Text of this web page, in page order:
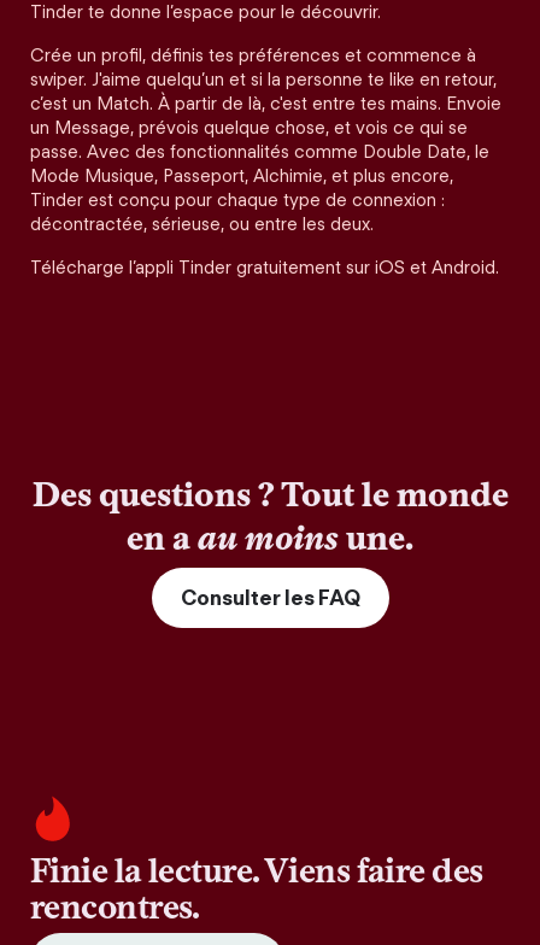
Tinder te donne l’espace pour le découvrir.
Crée un profil, définis tes préférences et commence à
swiper. J'aime quelqu’un et si la personne te like en retour,
c’est un Match. À partir de là, c'est entre tes mains. Envoie
un Message, prévois quelque chose, et vois ce qui se
passe. Avec des fonctionnalités comme Double Date, le
Mode Musique, Passeport, Alchimie, et plus encore,
Tinder est conçu pour chaque type de connexion :
décontractée, sérieuse, ou entre les deux.
Télécharge l’appli Tinder gratuitement sur iOS et Android.
Des questions ? Tout le monde
en aau moinsune.
Consulter les FAQ
Finie la lecture. Viens faire des
rencontres.